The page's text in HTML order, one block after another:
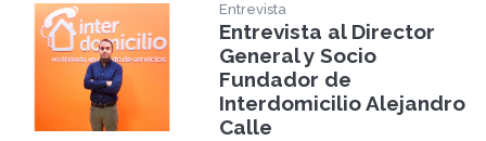
Entrevista
Entrevista al Director
General y Socio
Fundador de
Interdomicilio Alejandro
Calle